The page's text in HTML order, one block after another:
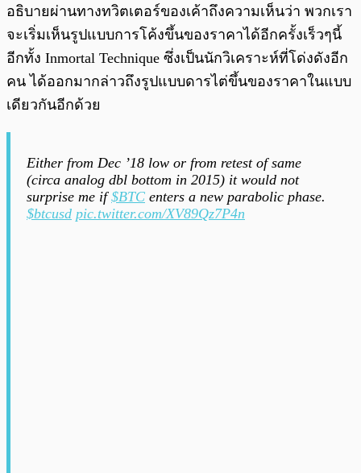
อธิบายผ่านทางทวิตเตอร์ของเค้าถึงความเห็นว่า พวกเรา
จะเริ่มเห็นรูปแบบการโค้งขึ้นของราคาได้อีกครั้งเร็วๆนี้
อีกทั้ง Inmortal Technique ซึ่งเป็นนักวิเคราะห์ที่โด่งดังอีก
คน ได้ออกมากล่าวถึงรูปแบบดารไต่ขึ้นของราคาในแบบ
เดียวกันอีกด้วย
Either from Dec ’18 low or from retest of same
(circa analog dbl bottom in 2015) it would not
surprise me if$BTC enters a new parabolic phase.
$btcusd pic.twitter.com/XV89Qz7P4n